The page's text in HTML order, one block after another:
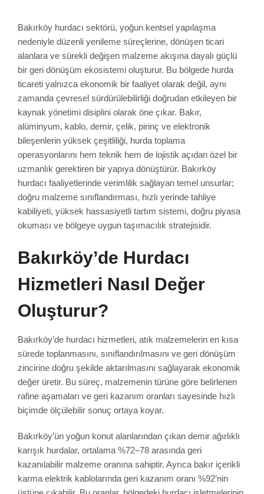
Bakırköy hurdacı sektörü, yoğun kentsel yapılaşma
nedeniyle düzenli yenileme süreçlerine, dönüşen ticari
alanlara ve sürekli değişen malzeme akışına dayalı güçlü
bir geri dönüşüm ekosistemi oluşturur. Bu bölgede hurda
ticareti yalnızca ekonomik bir faaliyet olarak değil, aynı
zamanda çevresel sürdürülebilirliği doğrudan etkileyen bir
kaynak yönetimi disiplini olarak öne çıkar. Bakır,
alüminyum, kablo, demir, çelik, pirinç ve elektronik
bileşenlerin yüksek çeşitliliği, hurda toplama
operasyonlarını hem teknik hem de lojistik açıdan özel bir
uzmanlık gerektiren bir yapıya dönüştürür. Bakırköy
hurdacı faaliyetlerinde verimlilik sağlayan temel unsurlar;
doğru malzeme sınıflandırması, hızlı yerinde tahliye
kabiliyeti, yüksek hassasiyetli tartım sistemi, doğru piyasa
okuması ve bölgeye uygun taşımacılık stratejisidir.
Bakırköy’de Hurdacı
Hizmetleri Nasıl Değer
Oluşturur?
Bakırköy’de hurdacı hizmetleri, atık malzemelerin en kısa
sürede toplanmasını, sınıflandırılmasını ve geri dönüşüm
zincirine doğru şekilde aktarılmasını sağlayarak ekonomik
değer üretir. Bu süreç, malzemenin türüne göre belirlenen
rafine aşamaları ve geri kazanım oranları sayesinde hızlı
biçimde ölçülebilir sonuç ortaya koyar.
Bakırköy’ün yoğun konut alanlarından çıkan demir ağırlıklı
karışık hurdalar, ortalama %72–78 arasında geri
kazanılabilir malzeme oranına sahiptir. Ayrıca bakır içerikli
karma elektrik kablolarında geri kazanım oranı %92’nin